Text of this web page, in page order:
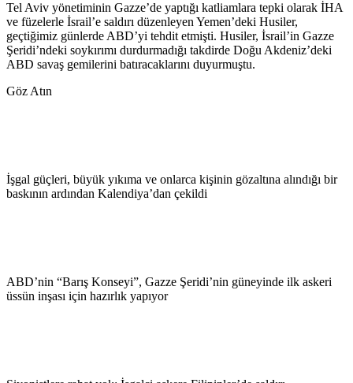
Tel Aviv yönetiminin Gazze’de yaptığı katliamlara tepki olarak İHA
ve füzelerle İsrail’e saldırı düzenleyen Yemen’deki Husiler,
geçtiğimiz günlerde ABD’yi tehdit etmişti. Husiler, İsrail’in Gazze
Şeridi’ndeki soykırımı durdurmadığı takdirde Doğu Akdeniz’deki
ABD savaş gemilerini batıracaklarını duyurmuştu.
Göz Atın
İşgal güçleri, büyük yıkıma ve onlarca kişinin gözaltına alındığı bir
baskının ardından Kalendiya’dan çekildi
ABD’nin “Barış Konseyi”, Gazze Şeridi’nin güneyinde ilk askeri
üssün inşası için hazırlık yapıyor